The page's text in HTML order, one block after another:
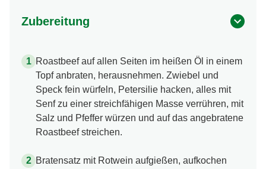
Zubereitung
Roastbeef auf allen Seiten im heißen Öl in einem
Topf anbraten, herausnehmen. Zwiebel und
Speck fein würfeln, Petersilie hacken, alles mit
Senf zu einer streichfähigen Masse verrühren, mit
Salz und Pfeffer würzen und auf das angebratene
Roastbeef streichen.
Bratensatz mit Rotwein aufgießen, aufkochen